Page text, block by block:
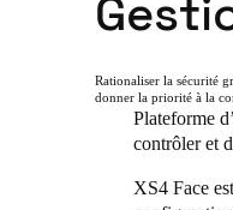
Rationaliser la sécurité
donner la priorité à la
Plateforme
contrôler et
XS4 Face